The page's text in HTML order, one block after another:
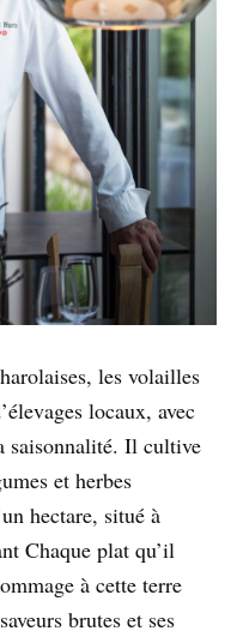
les volailles
locaux, avec
saisonnalité. Il cultive
et herbes
hectare, situé à
Chaque plat qu’il
à cette terre
brutes et ses